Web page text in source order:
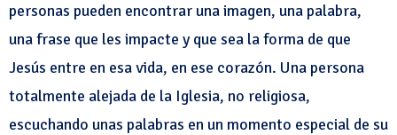
personas pueden encontrar una imagen, una palabra,
una frase que les impacte y que sea la forma de que
Jesús entre en esa vida, en ese corazón. Una persona
totalmente alejada de la Iglesia, no religiosa,
escuchando unas palabras en un momento especial de su